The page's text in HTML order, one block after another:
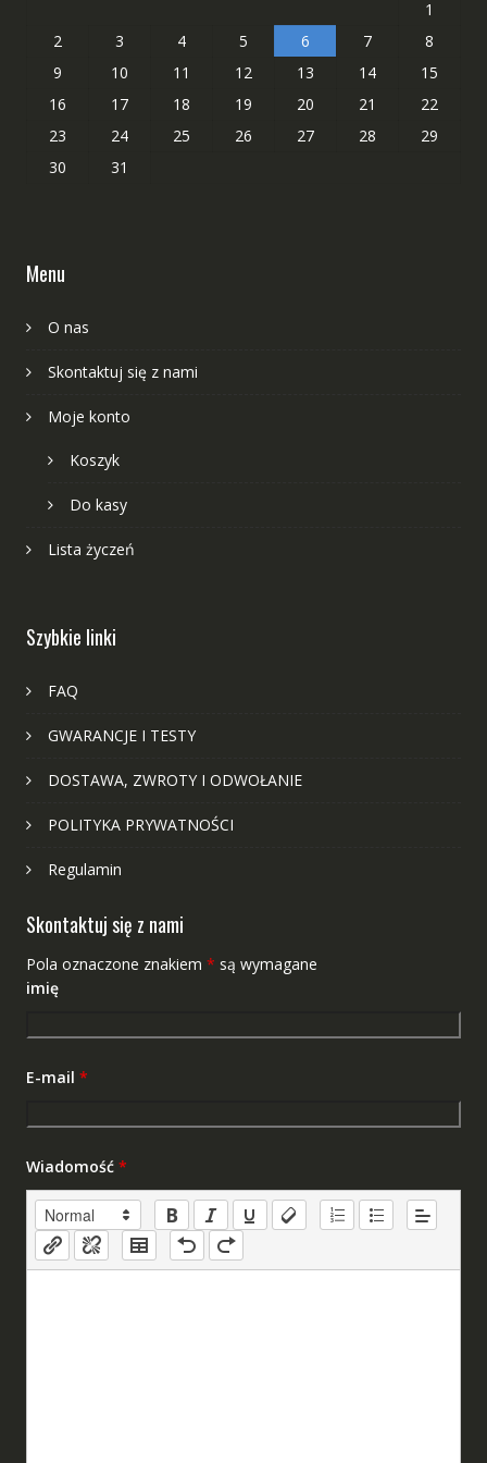
1
2
3 4 5 6 7
8
9
10 11 12 13 14
15
16
17 18 19 20 21
22
23
24 25 26 27 28
29
30
31
Menu
O nas
Skontaktuj się z nami
Moje konto
Koszyk
Do kasy
Lista życzeń
Szybkie linki
FAQ
GWARANCJE I TESTY
DOSTAWA, ZWROTY I ODWOŁANIE
POLITYKA PRYWATNOŚCI
Regulamin
Skontaktuj się z nami
Pola oznaczone znakiem * są wymagane
imię
E-mail *
Wiadomość *